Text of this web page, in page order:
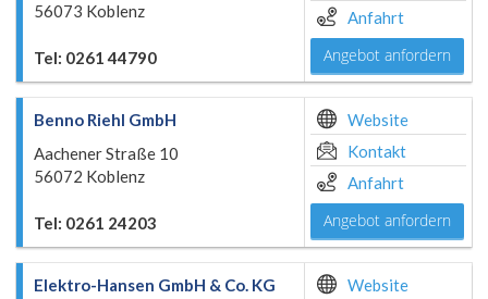
56073 Koblenz
Tel: 0261 44790
Anfahrt
Angebot anfordern
Benno Riehl GmbH
Aachener Straße 10
56072 Koblenz
Tel: 0261 24203
Website
Kontakt
Anfahrt
Angebot anfordern
Elektro-Hansen GmbH & Co. KG Website